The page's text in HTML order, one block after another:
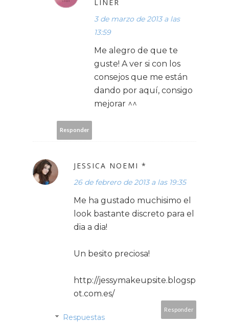
LINER
3 de marzo de 2013 a las
13:59
Me alegro de que te
guste! A ver si con los
consejos que me están
dando por aquí, consigo
mejorar ^^
Responder
JESSICA NOEMI *
26 de febrero de 2013 a las 19:35
Me ha gustado muchisimo el
look bastante discreto para el
dia a dia!
Un besito preciosa!
http://jessymakeupsite.blogsp
ot.com.es/
Responder
Respuestas